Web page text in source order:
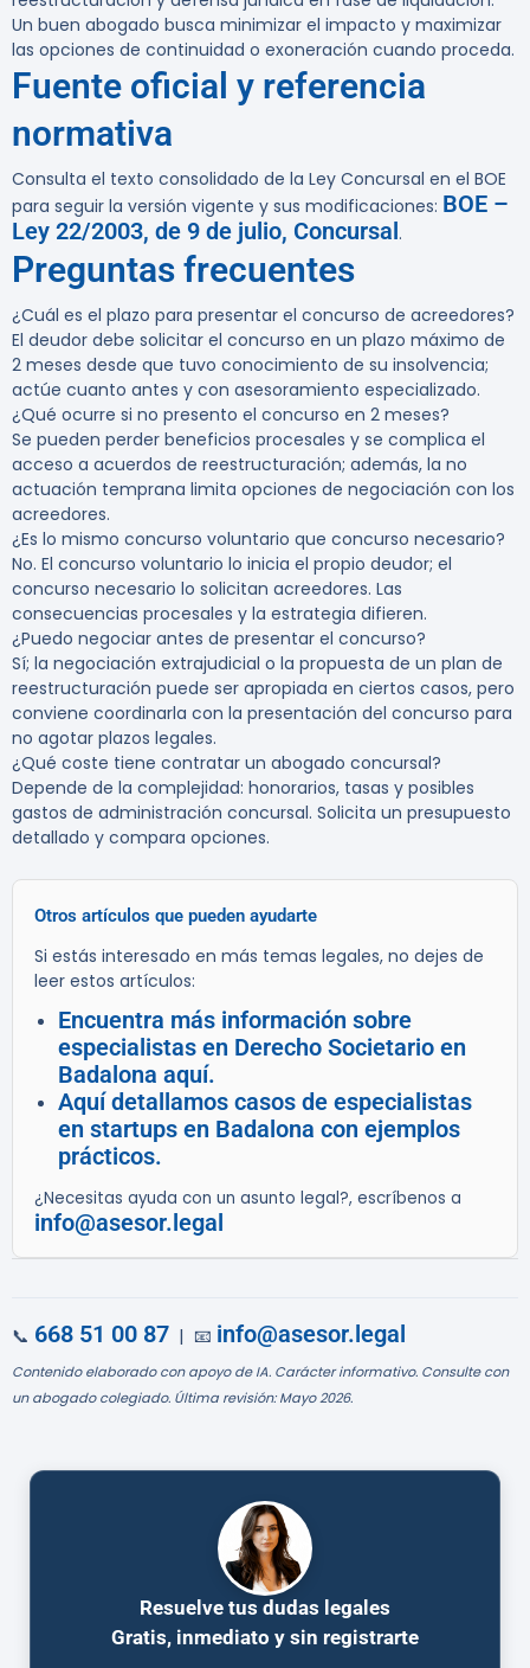
Un buen abogado busca minimizar el impacto y maximizar
las opciones de continuidad o exoneración cuando proceda.
Fuente oficial y referencia
normativa
Consulta el texto consolidado de la Ley Concursal en el BOE
para seguir la versión vigente y sus modificaciones: BOE –
Ley 22/2003, de 9 de julio, Concursal.
Preguntas frecuentes
¿Cuál es el plazo para presentar el concurso de acreedores?
El deudor debe solicitar el concurso en un plazo máximo de
2 meses desde que tuvo conocimiento de su insolvencia;
actúe cuanto antes y con asesoramiento especializado.
¿Qué ocurre si no presento el concurso en 2 meses?
Se pueden perder beneficios procesales y se complica el
acceso a acuerdos de reestructuración; además, la no
actuación temprana limita opciones de negociación con los
acreedores.
¿Es lo mismo concurso voluntario que concurso necesario?
No. El concurso voluntario lo inicia el propio deudor; el
concurso necesario lo solicitan acreedores. Las
consecuencias procesales y la estrategia difieren.
¿Puedo negociar antes de presentar el concurso?
Sí; la negociación extrajudicial o la propuesta de un plan de
reestructuración puede ser apropiada en ciertos casos, pero
conviene coordinarla con la presentación del concurso para
no agotar plazos legales.
¿Qué coste tiene contratar un abogado concursal?
Depende de la complejidad: honorarios, tasas y posibles
gastos de administración concursal. Solicita un presupuesto
detallado y compara opciones.
Otros artículos que pueden ayudarte
Si estás interesado en más temas legales, no dejes de
leer estos artículos:
Encuentra más información sobre
especialistas en Derecho Societario en
Badalona aquí.
Aquí detallamos casos de especialistas
en startups en Badalona con ejemplos
prácticos.
¿Necesitas ayuda con un asunto legal?, escríbenos a
info@asesor.legal
📞 668 51 00 87 | 📧 info@asesor.legal
Contenido elaborado con apoyo de IA. Carácter informativo. Consulte con
un abogado colegiado. Última revisión: Mayo 2026.
Resuelve tus dudas legales
Gratis, inmediato y sin registrarte